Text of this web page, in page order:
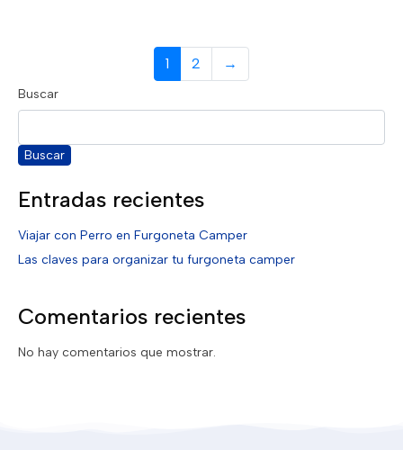
1 2 →
Buscar
Buscar
Entradas recientes
Viajar con Perro en Furgoneta Camper
Las claves para organizar tu furgoneta camper
Comentarios recientes
No hay comentarios que mostrar.